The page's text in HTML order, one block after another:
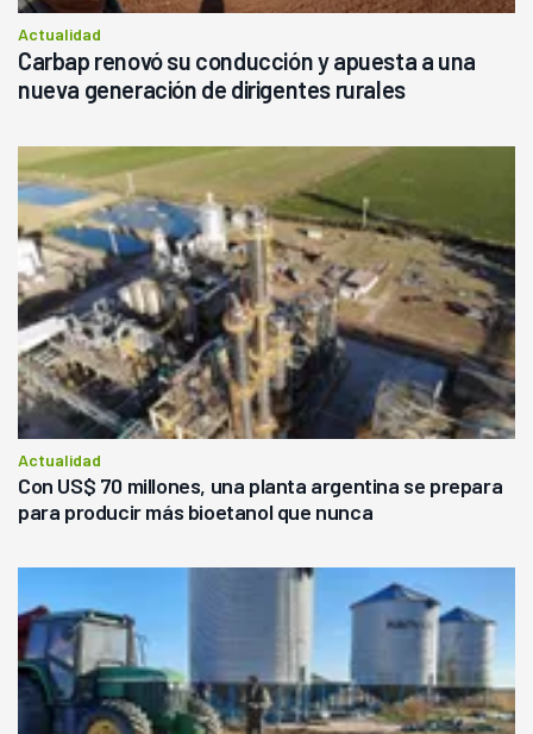
Actualidad
Carbap renovó su conducción y apuesta a una
nueva generación de dirigentes rurales
Actualidad
Con US$ 70 millones, una planta argentina se prepara
para producir más bioetanol que nunca